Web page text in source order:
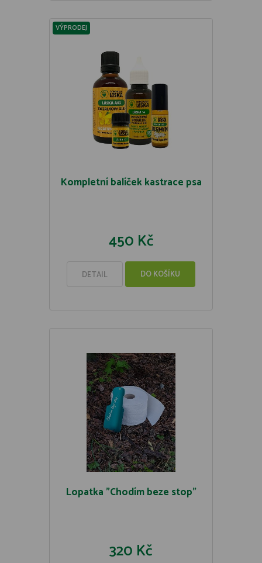
VÝPRODEJ
Kompletní balíček kastrace psa
450 Kč
DETAIL DO KOŠÍKU
Lopatka "Chodím beze stop"
320 Kč